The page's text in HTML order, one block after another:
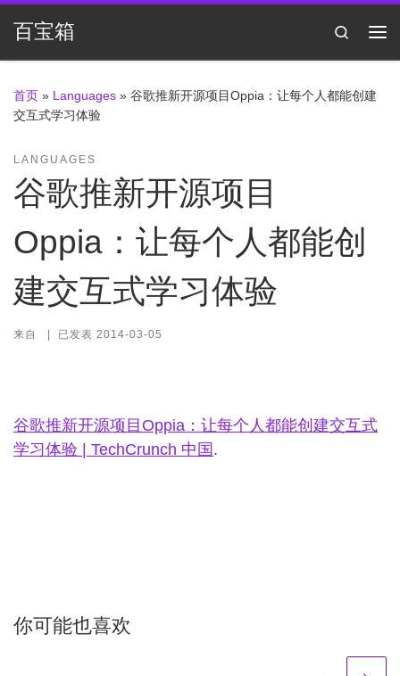
Skip to content
百宝箱
Search
首页 » Languages » 谷歌推新开源项目Oppia：让每个人都能创建
交互式学习体验
LANGUAGES
谷歌推新开源项目
Oppia：让每个人都能创
建交互式学习体验
来自 | 已发表 2014-03-05
谷歌推新开源项目Oppia：让每个人都能创建交互式
学习体验 | TechCrunch 中国 .
你可能也喜欢